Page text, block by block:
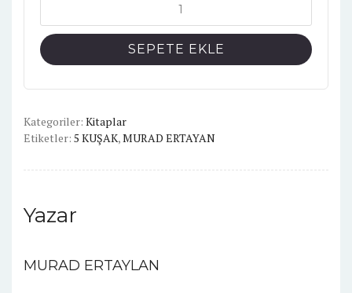
KUŞAK
adet
SEPETE EKLE
Kategoriler: Kitaplar
Etiketler: 5 KUŞAK,MURAD ERTAYAN
Yazar
MURAD ERTAYLAN